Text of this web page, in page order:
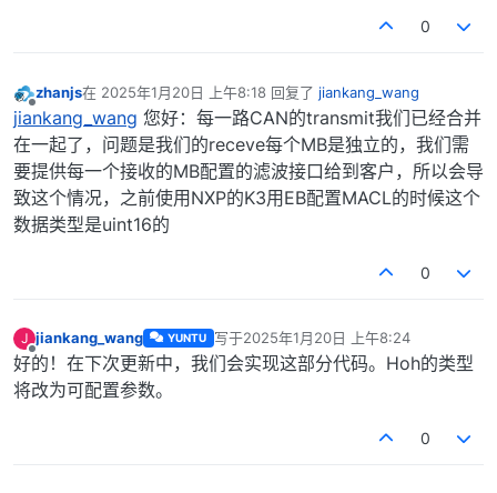
0
离线
zhanjs在 2025年1月20日 上午8:18 回复了 jiankang_wang
最后由 编辑
jiankang_wang 您好：每一路CAN的transmit我们已经合并
在一起了，问题是我们的receve每个MB是独立的，我们需
要提供每一个接收的MB配置的滤波接口给到客户，所以会导
致这个情况，之前使用NXP的K3用EB配置MACL的时候这个
数据类型是uint16的
0
J
离线
jiankang_wang YUNTU 写于2025年1月20日 上午8:24
最后由 编辑
好的！在下次更新中，我们会实现这部分代码。Hoh的类型
将改为可配置参数。
0